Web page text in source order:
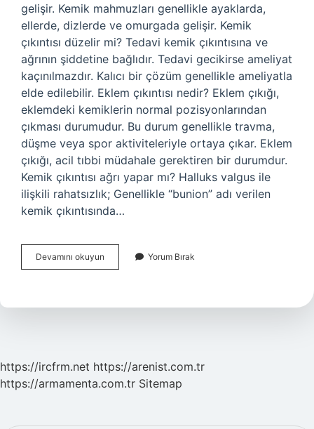
gelişir. Kemik mahmuzları genellikle ayaklarda,
ellerde, dizlerde ve omurgada gelişir. Kemik
çıkıntısı düzelir mi? Tedavi kemik çıkıntısına ve
ağrının şiddetine bağlıdır. Tedavi gecikirse ameliyat
kaçınılmazdır. Kalıcı bir çözüm genellikle ameliyatla
elde edilebilir. Eklem çıkıntısı nedir? Eklem çıkığı,
eklemdeki kemiklerin normal pozisyonlarından
çıkması durumudur. Bu durum genellikle travma,
düşme veya spor aktiviteleriyle ortaya çıkar. Eklem
çıkığı, acil tıbbi müdahale gerektiren bir durumdur.
Kemik çıkıntısı ağrı yapar mı? Halluks valgus ile
ilişkili rahatsızlık; Genellikle “bunion” adı verilen
kemik çıkıntısında…
Devamını okuyun Eklemlerde
Kemik
Olur
Yorum Bırak
https://ircfrm.net https://arenist.com.tr
https://armamenta.com.tr Sitemap